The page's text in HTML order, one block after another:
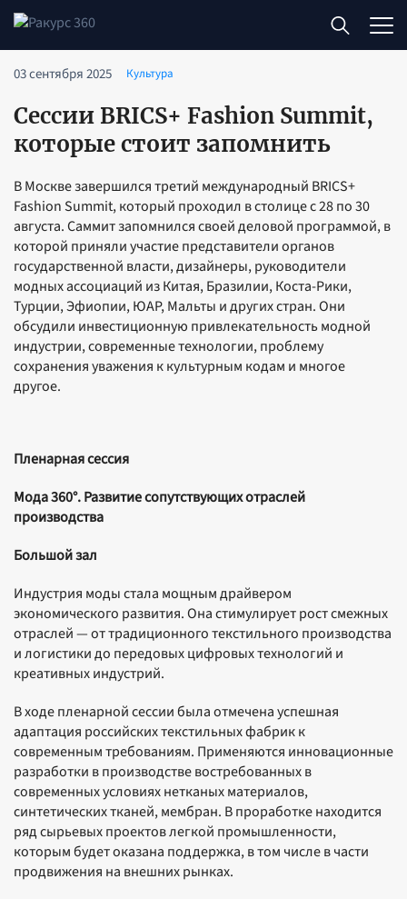
03 сентября 2025 Культура
Сессии BRICS+ Fashion Summit,
которые стоит запомнить
В Москве завершился третий международный BRICS+
Fashion Summit, который проходил в столице с 28 по 30
августа. Саммит запомнился своей деловой программой, в
которой приняли участие представители органов
государственной власти, дизайнеры, руководители
модных ассоциаций из Китая, Бразилии, Коста-Рики,
Турции, Эфиопии, ЮАР, Мальты и других стран. Они
обсудили инвестиционную привлекательность модной
индустрии, современные технологии, проблему
сохранения уважения к культурным кодам и многое
другое.
Пленарная сессия
Мода 360°. Развитие сопутствующих отраслей
производства
Большой зал
Индустрия моды стала мощным драйвером
экономического развития. Она стимулирует рост смежных
отраслей — от традиционного текстильного производства
и логистики до передовых цифровых технологий и
креативных индустрий.
В ходе пленарной сессии была отмечена успешная
адаптация российских текстильных фабрик к
современным требованиям. Применяются инновационные
разработки в производстве востребованных в
современных условиях нетканых материалов,
синтетических тканей, мембран. В проработке находится
ряд сырьевых проектов легкой промышленности,
которым будет оказана поддержка, в том числе в части
продвижения на внешних рынках.